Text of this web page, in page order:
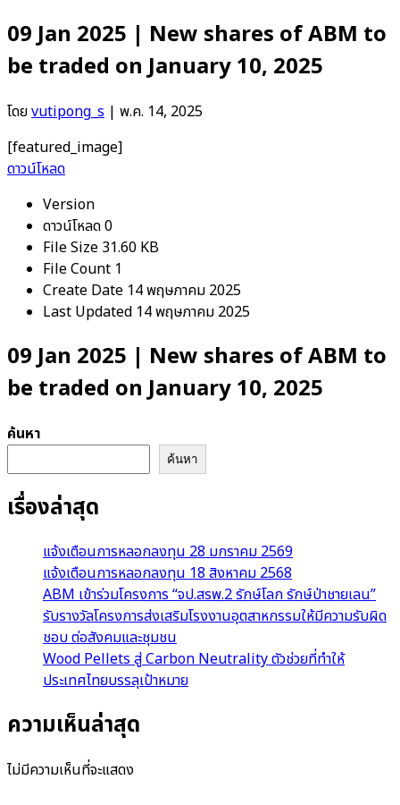
09 Jan 2025 | New shares of ABM to
be traded on January 10, 2025
โดยvutipong_s | พ.ค. 14, 2025
[featured_image]
ดาวน์โหลด
Version
ดาวน์โหลด0
File Size 31.60 KB
File Count 1
Create Date 14 พฤษภาคม 2025
Last Updated 14 พฤษภาคม 2025
09 Jan 2025 | New shares of ABM to
be traded on January 10, 2025
ค้นหา
ค้นหา
เรื่องล่าสุด
แจ้งเตือนการหลอกลงทุน 28 มกราคม 2569
แจ้งเตือนการหลอกลงทุน 18 สิงหาคม 2568
ABM เข้าร่วมโครงการ “จป.สรพ.2 รักษ์โลก รักษ์ป่าชายเลน”
รับรางวัลโครงการส่งเสริมโรงงานอุตสาหกรรมให้มีความรับผิด
ชอบ ต่อสังคมและชุมชน
Wood Pellets สู่ Carbon Neutrality ตัวช่วยที่ทำให้
ประเทศไทยบรรลุเป้าหมาย
ความเห็นล่าสุด
ไม่มีความเห็นที่จะแสดง